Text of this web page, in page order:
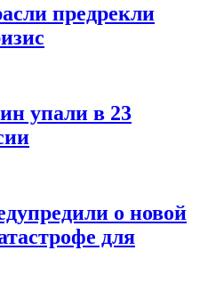
предрекли
упали в 23
о новой
для